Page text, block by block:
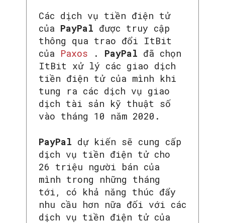
Các dịch vụ tiền điện tử
của PayPal được truy cập
thông qua trao đổi ItBit
của Paxos . PayPal đã chọn
ItBit xử lý các giao dịch
tiền điện tử của mình khi
tung ra các dịch vụ giao
dịch tài sản kỹ thuật số
vào tháng 10 năm 2020.
PayPal dự kiến ​​sẽ cung cấp
dịch vụ tiền điện tử cho
26 triệu người bán của
mình trong những tháng
tới, có khả năng thúc đẩy
nhu cầu hơn nữa đối với các
dịch vụ tiền điện tử của